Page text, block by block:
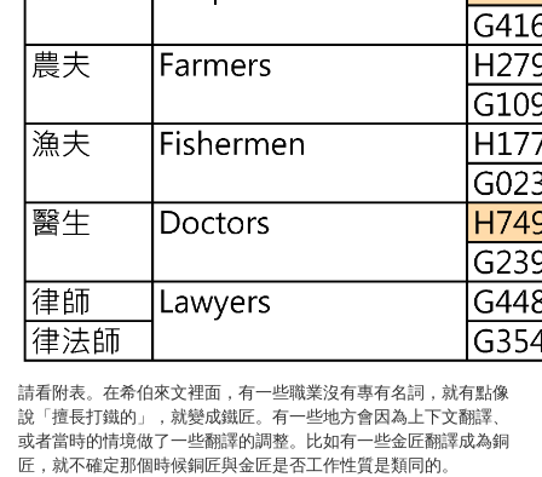
請看附表。在希伯來文裡面，有一些職業沒有專有名詞，就有點像
說「擅長打鐵的」，就變成鐵匠。有一些地方會因為上下文翻譯、
或者當時的情境做了一些翻譯的調整。比如有一些金匠翻譯成為銅
匠，就不確定那個時候銅匠與金匠是否工作性質是類同的。